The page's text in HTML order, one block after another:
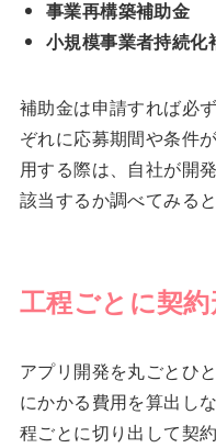
事業再構築補助金
小規模事業者持続化
補助金は申請すれば必
ぞれに応募期間や条件
用する際は、自社が開
該当するか調べてみる
工程ごとに契
アプリ開発を丸ごとひ
にかかる費用を算出し
程ごとに切り出して契